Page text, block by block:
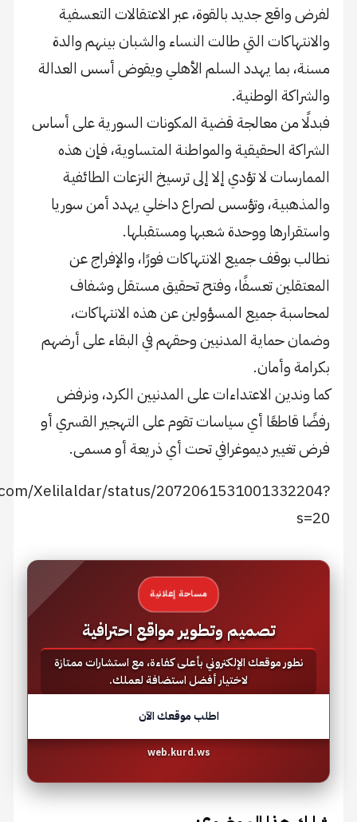
جديد بالقوة، عبر الاعتقالات التعسفية
التي طالت النساء والشبان بينهم والدة
يهدد السلم الأهلي ويقوض أسس العدالة
الوطنية.
معالجة قضية المكونات السورية على أساس
الحقيقية والمواطنة المتساوية، فإن هذه
لا تؤدي إلا إلى ترسيخ النزعات الطائفية
وتؤسس لصراع داخلي يهدد أمن سوريا
ووحدة شعبها ومستقبلها.
جميع الانتهاكات فورًا، والإفراج عن
تعسفًا، وفتح تحقيق مستقل وشفاف
جميع المسؤولين عن هذه الانتهاكات،
المدنيين وحقهم في البقاء على أرضهم
الاعتداءات على المدنيين الكرد، ونرفض
أي سياسات تقوم على التهجير القسري أو
ديموغرافي تحت أي ذريعة أو مسمى.
https://x.com/Xelilaldar/status/
مساحة إعلانية
تصميم وتطوير مواقع احترافية
موقعك الإلكتروني بأعلى كفاءة، مع استشارات ممتازة
لاختيار أفضل استضافة لعملك.
اطلب موقعك الآن